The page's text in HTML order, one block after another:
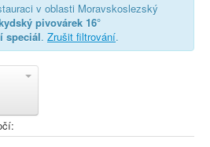
v oblasti Moravskoslezský
pivovárek 16°
speciál. Zrušit filtrování.